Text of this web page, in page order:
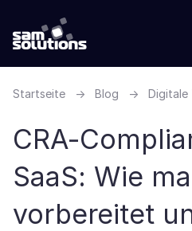
Startseite → Blog → Digitale
CRA-
SaaS: Wie
vorbereitet